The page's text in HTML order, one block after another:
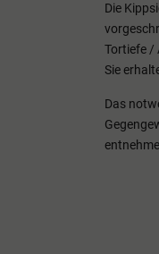
Die
Tortiefe /
Sie
Das